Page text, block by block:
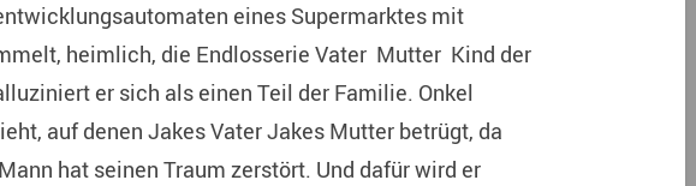
eines Supermarktes mit
heimlich, die Endlosserie Vater Mutter Kind der
er sich als einen Teil der Familie. Onkel
auf denen Jakes Vater Jakes Mutter betrügt, da
hat seinen Traum zerstört. Und dafür wird er